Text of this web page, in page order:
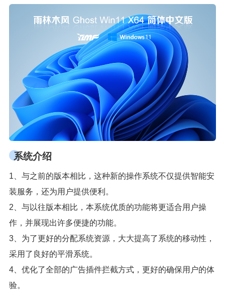
系统介绍
1、与之前的版本相比，这种新的操作系统不仅提供智能安
装服务，还为用户提供便利。
2、与以往版本相比，本系统优质的功能将更适合用户操
作，并展现出许多便捷的功能。
3、为了更好的分配系统资源，大大提高了系统的移动性，
采用了良好的平滑系统。
4、优化了全部的广告插件拦截方式，更好的确保用户的体
验。